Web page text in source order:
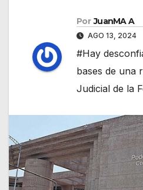
Por JuanMA A
AGO 13, 2024
#Hay
bases de una
Judicial de la